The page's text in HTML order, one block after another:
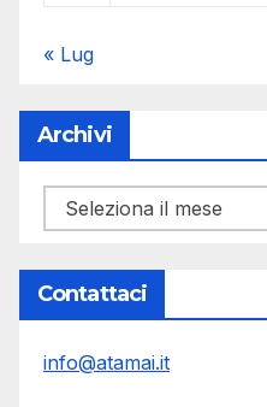
« Lug
Archivi
Archivi
Contattaci
info@atamai.it